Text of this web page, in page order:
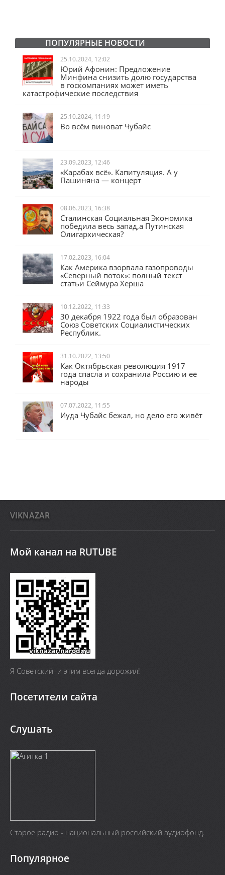
ПОПУЛЯРНЫЕ НОВОСТИ
25.10.2024, 12:02
Юрий Афонин: Предложение
Минфина снизить долю государства
в госкомпаниях может иметь
катастрофические последствия
25.10.2024, 11:19
Во всём виноват Чубайс
23.09.2023, 12:46
«Карабах всё». Капитуляция. А у
Пашиняна — концерт
08.06.2023, 16:38
Сталинская Социальная Экономика
победила весь запад,а Путинская
Олигархическая?
17.02.2023, 16:04
Как Америка взорвала газопроводы
«Северный поток»: полный текст
статьи Сеймура Херша
10.12.2022, 11:33
30 декабря 1922 года был образован
Союз Советских Социалистических
Республик.
31.10.2022, 13:50
Как Октябрьская революция 1917
года спасла и сохранила Россию и её
народы
07.07.2022, 11:55
Иуда Чубайс бежал, но дело его живёт
VIKNAZAR
Мой канал на RUTUBE
Я Cоветский–и этим всегда дорожил!
Посетители сайта
Слушать
Старое радио - национальный российский аудиофонд.
Популярное